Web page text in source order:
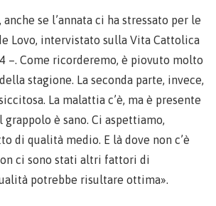
se l’annata ci ha stressato per le
Lovo, intervistato sulla Vita Cattolica
–. Come ricorderemo, è piovuto molto
stagione. La seconda parte, invece,
La malattia c’è, ma è presente
è sano. Ci aspettiamo,
di qualità medio. E là dove non c’è
ci sono stati altri fattori di
potrebbe risultare ottima».